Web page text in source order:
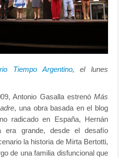
Tiempo Argentino, el lunes
Antonio Gasalla estrenó Más
, una obra basada en el blog
radicado en España, Hernán
era grande, desde el desafío
la historia de Mirta Bertotti,
de una familia disfuncional que